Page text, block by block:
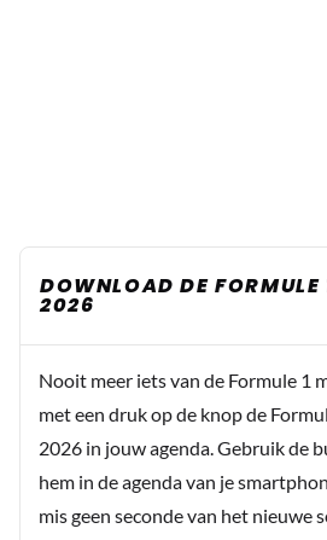
DOWNLOAD DE FORMULE
2026
Nooit meer iets van de Formule 1
met een druk op de knop de
2026 in jouw agenda. Gebruik de
hem in de agenda van je
mis geen seconde van het nieuwe